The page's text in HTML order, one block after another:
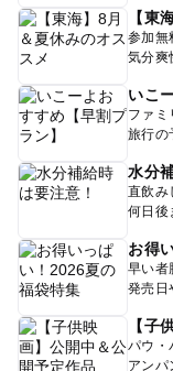
【東
参加無
気分爽
いこ
ファミ
旅行の
水分
直飲み
何日後
お得
早い者
発売日
【子
パウ・
アンパ